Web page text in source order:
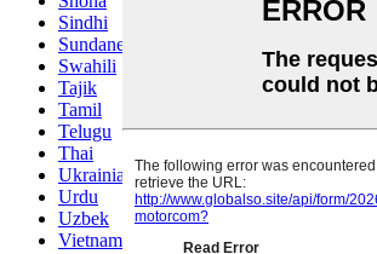
Sindhi
Sundanese
Swahili
Tajik
Tamil
Telugu
Thai
Ukrainian
Urdu
Uzbek
Vietnamese